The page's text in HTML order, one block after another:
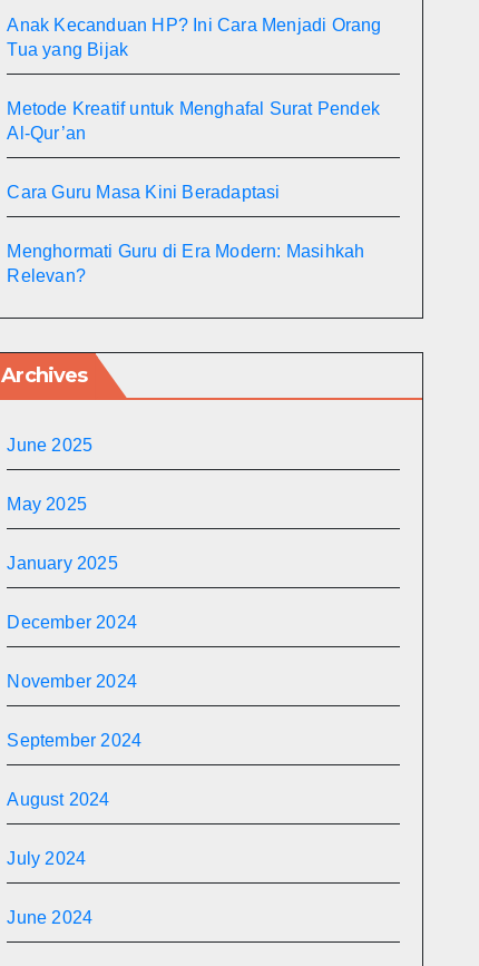
Anak Kecanduan HP? Ini Cara Menjadi Orang
Tua yang Bijak
Metode Kreatif untuk Menghafal Surat Pendek
Al-Qur’an
Cara Guru Masa Kini Beradaptasi
Menghormati Guru di Era Modern: Masihkah
Relevan?
Archives
June 2025
May 2025
January 2025
December 2024
November 2024
September 2024
August 2024
July 2024
June 2024